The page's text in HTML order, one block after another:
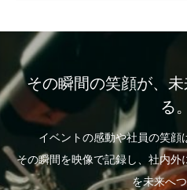
その瞬間の笑顔が、
る。
イベントの感動や社員の笑顔
その瞬間を映像で記録し、社内外
を未来へ